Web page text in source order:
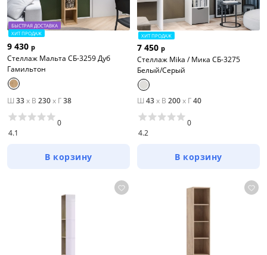
БЫСТРАЯ ДОСТАВКА
ХИТ ПРОДАЖ
9 430 р
Стеллаж Мальта СБ-3259 Дуб
Гамильтон
Ш 33x В 230x Г38
4.1
0
В корзину
ХИТ ПРОДАЖ
7 450 р
Стеллаж Mika / Мика СБ-3275
Белый/Серый
Ш 43x В 200x Г40
4.2
0
В корзину